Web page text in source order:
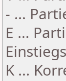
- ...
E ...
K ...